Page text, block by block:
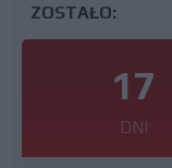
ZOSTAŁO:
17
DNI